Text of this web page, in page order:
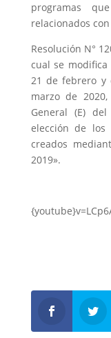
programas
relacionados
Resolución N°
cual se
21 de febrero y
marzo de
General (E)
elección de los
creados
2019».